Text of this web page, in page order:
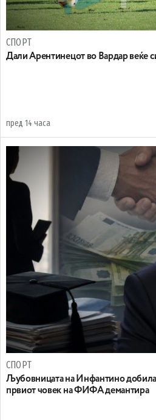
СПОРТ
Дали Арентинецот во Вардар веќе
пред 14 часа
СПОРТ
Љубовницата на Инфантино
првиот човек на ФИФА демантира